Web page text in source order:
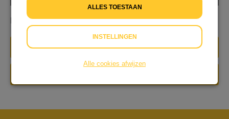
Hulp voor vluchtelingen wereldwijd
IK WIL IN DIT TEAM
ALLES TOESTAAN
INSTELLINGEN
Alle cookies afwijzen